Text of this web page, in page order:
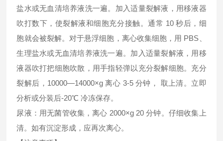
盐水或无血清培养液洗一遍。加入适量裂解液，用移液器
吹打数下，使裂解液和细胞充分接触。通常 10 秒后，细
胞就会被裂解。对于悬浮细胞，离心收集细胞，用 PBS、
生理盐水或无血清培养液洗一遍。加入适量裂解液，用移
液器吹打把细胞吹散，用手指轻弹以充分裂解细胞。充分
裂解后，10000—14000×g 离心 3-5 分钟， 取上清。立即
分析或分装后-20℃ 冷冻保存。
尿液：用无菌管收集，离心 2000×g 20 分钟。仔细收集上
清。如有沉淀形成，应再次离心。